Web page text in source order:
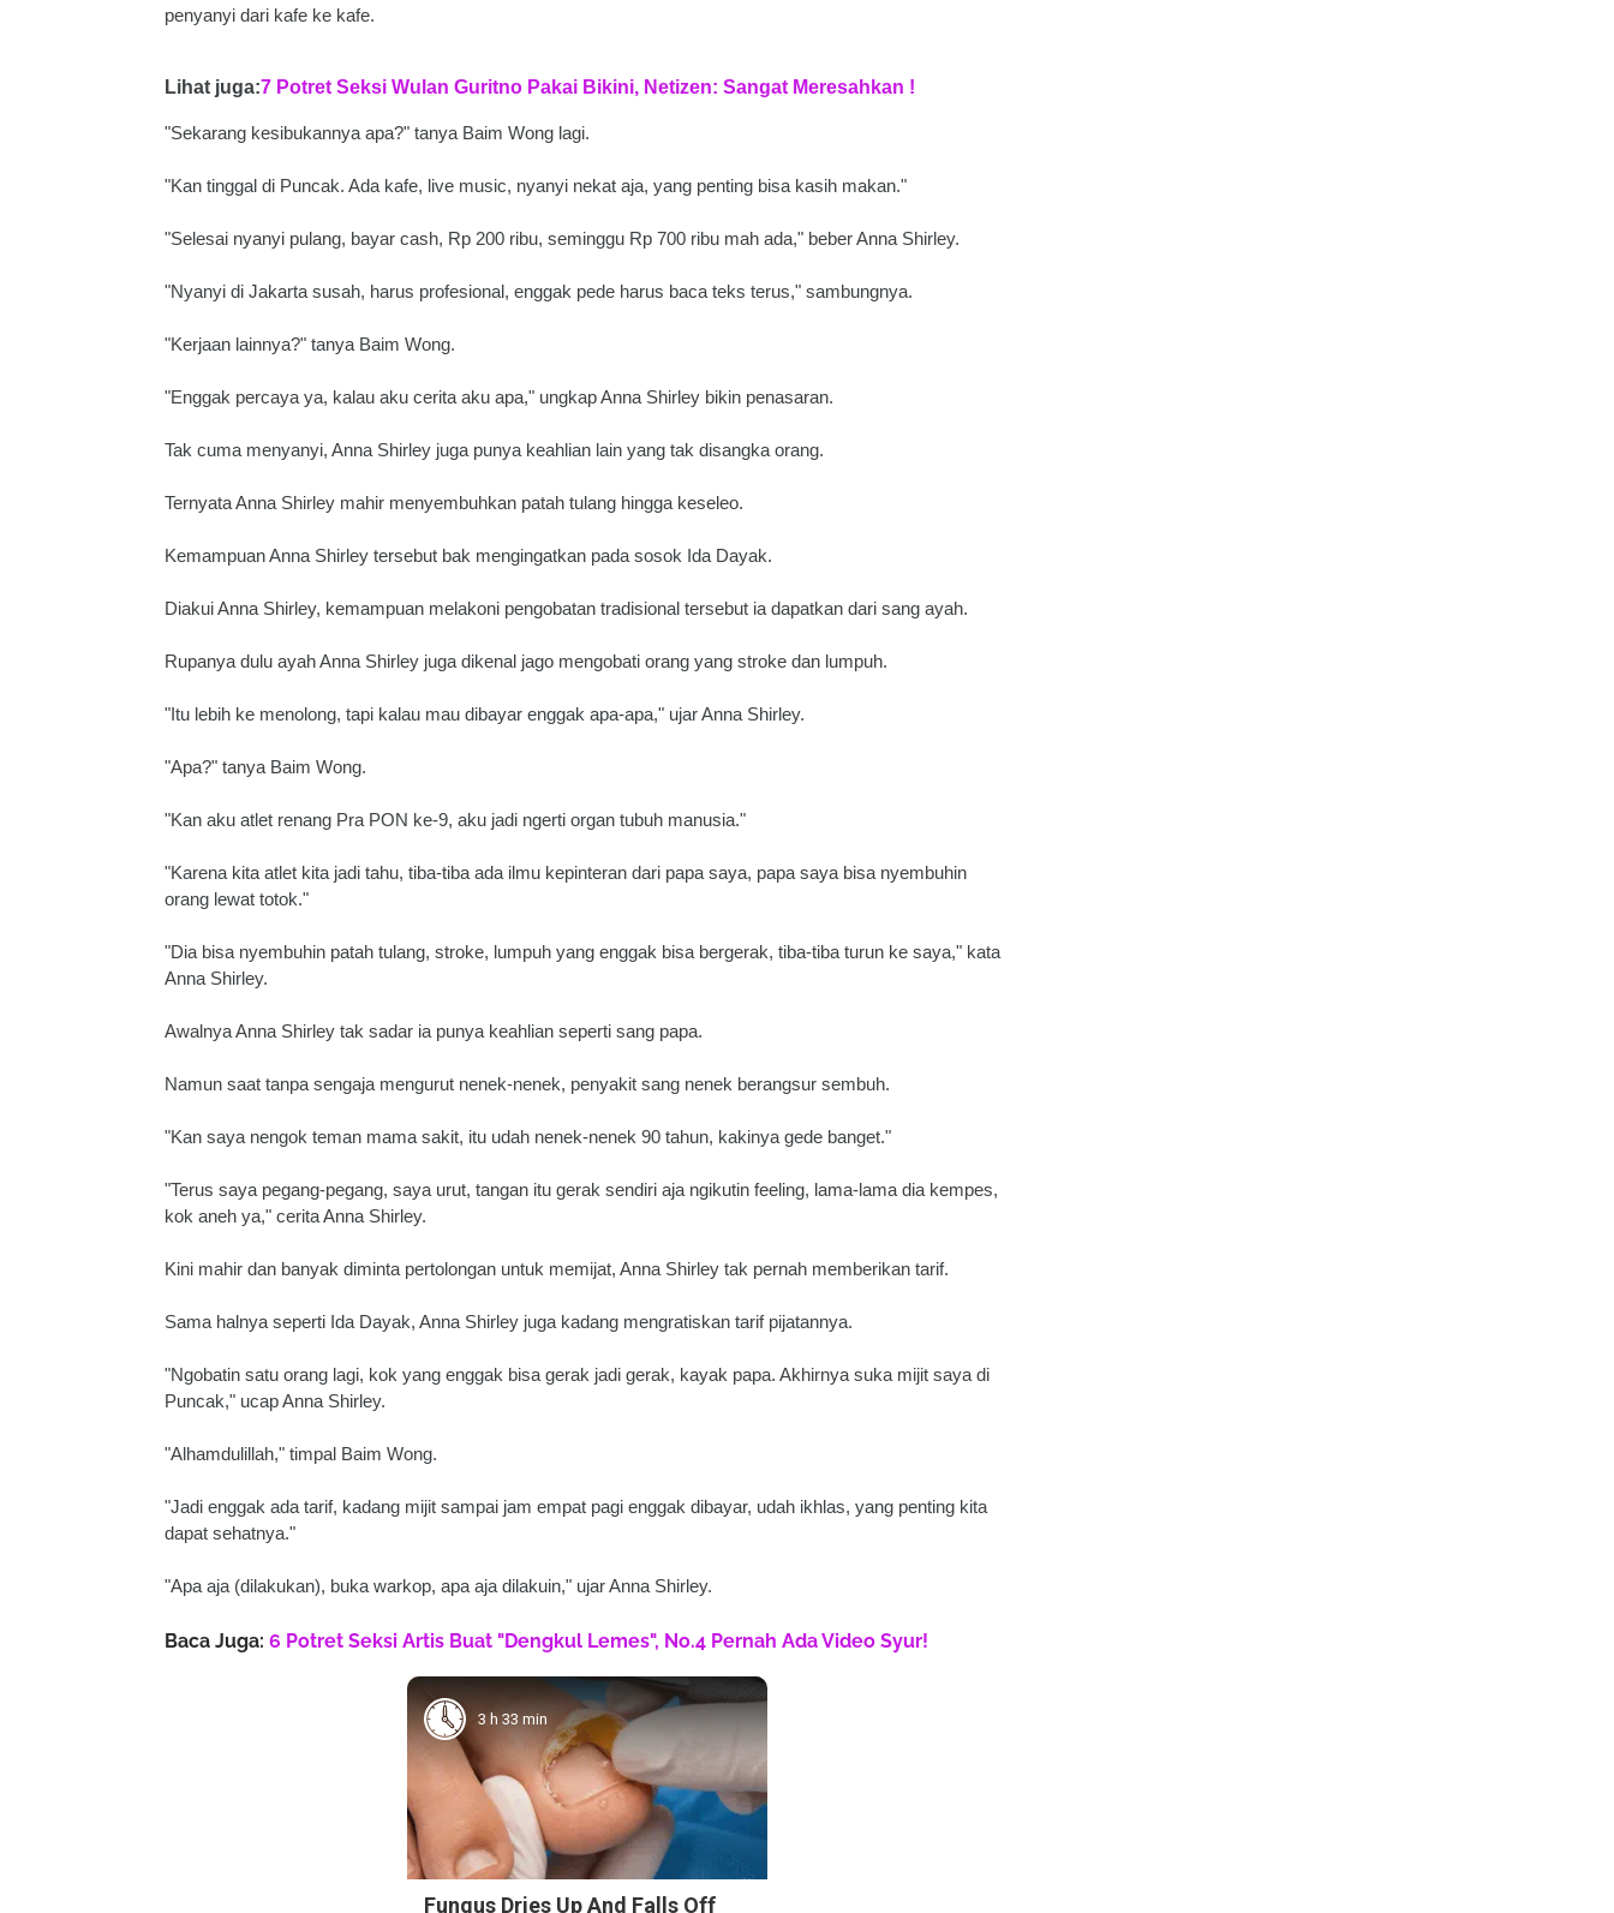
penyanyi dari kafe ke kafe.
Lihat juga:7 Potret Seksi Wulan Guritno Pakai Bikini, Netizen: Sangat Meresahkan !
"Sekarang kesibukannya apa?" tanya Baim Wong lagi.
"Kan tinggal di Puncak. Ada kafe, live music, nyanyi nekat aja, yang penting bisa kasih makan."
"Selesai nyanyi pulang, bayar cash, Rp 200 ribu, seminggu Rp 700 ribu mah ada," beber Anna Shirley.
"Nyanyi di Jakarta susah, harus profesional, enggak pede harus baca teks terus," sambungnya.
"Kerjaan lainnya?" tanya Baim Wong.
"Enggak percaya ya, kalau aku cerita aku apa," ungkap Anna Shirley bikin penasaran.
Tak cuma menyanyi, Anna Shirley juga punya keahlian lain yang tak disangka orang.
Ternyata Anna Shirley mahir menyembuhkan patah tulang hingga keseleo.
Kemampuan Anna Shirley tersebut bak mengingatkan pada sosok Ida Dayak.
Diakui Anna Shirley, kemampuan melakoni pengobatan tradisional tersebut ia dapatkan dari sang ayah.
Rupanya dulu ayah Anna Shirley juga dikenal jago mengobati orang yang stroke dan lumpuh.
"Itu lebih ke menolong, tapi kalau mau dibayar enggak apa-apa," ujar Anna Shirley.
"Apa?" tanya Baim Wong.
"Kan aku atlet renang Pra PON ke-9, aku jadi ngerti organ tubuh manusia."
"Karena kita atlet kita jadi tahu, tiba-tiba ada ilmu kepinteran dari papa saya, papa saya bisa nyembuhin
orang lewat totok."
"Dia bisa nyembuhin patah tulang, stroke, lumpuh yang enggak bisa bergerak, tiba-tiba turun ke saya," kata
Anna Shirley.
Awalnya Anna Shirley tak sadar ia punya keahlian seperti sang papa.
Namun saat tanpa sengaja mengurut nenek-nenek, penyakit sang nenek berangsur sembuh.
"Kan saya nengok teman mama sakit, itu udah nenek-nenek 90 tahun, kakinya gede banget."
"Terus saya pegang-pegang, saya urut, tangan itu gerak sendiri aja ngikutin feeling, lama-lama dia kempes,
kok aneh ya," cerita Anna Shirley.
Kini mahir dan banyak diminta pertolongan untuk memijat, Anna Shirley tak pernah memberikan tarif.
Sama halnya seperti Ida Dayak, Anna Shirley juga kadang mengratiskan tarif pijatannya.
"Ngobatin satu orang lagi, kok yang enggak bisa gerak jadi gerak, kayak papa. Akhirnya suka mijit saya di
Puncak," ucap Anna Shirley.
"Alhamdulillah," timpal Baim Wong.
"Jadi enggak ada tarif, kadang mijit sampai jam empat pagi enggak dibayar, udah ikhlas, yang penting kita
dapat sehatnya."
"Apa aja (dilakukan), buka warkop, apa aja dilakuin," ujar Anna Shirley.
Baca Juga: 6 Potret Seksi Artis Buat "Dengkul Lemes", No.4 Pernah Ada Video Syur!
3 h 33 min
Fungus Dries Up And Falls Off